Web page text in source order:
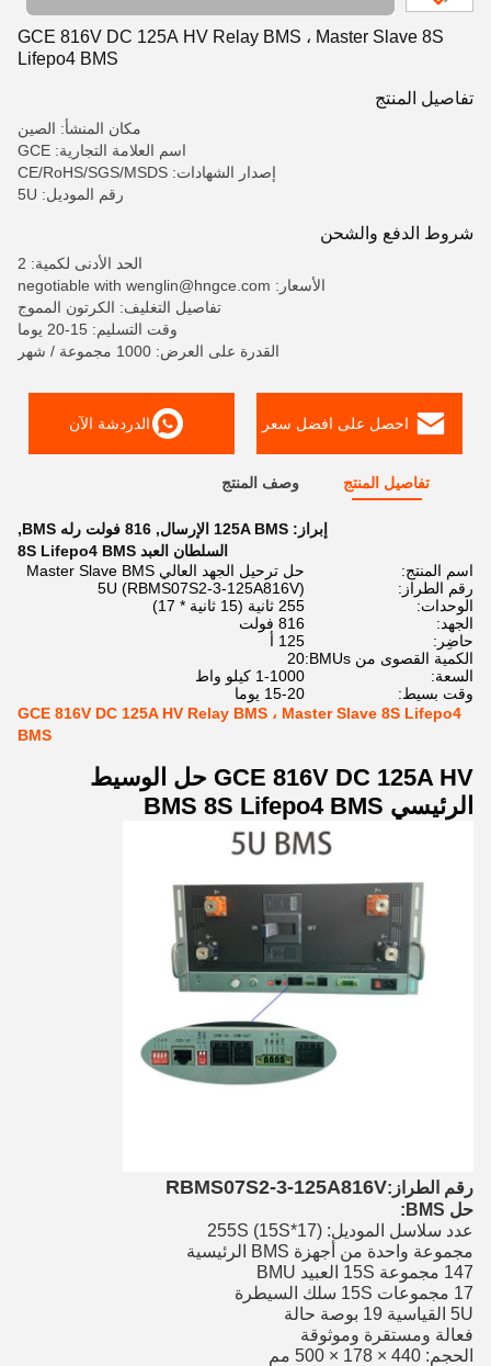
GCE 816V DC 125A HV Relay BMS ، Master Slave 8S
Lifepo4 BMS
تفاصيل المنتج
مكان المنشأ: الصين
اسم العلامة التجارية: GCE
إصدار الشهادات: CE/RoHS/SGS/MSDS
رقم الموديل: 5U
شروط الدفع والشحن
الحد الأدنى لكمية: 2
الأسعار: negotiable with wenglin@hngce.com
تفاصيل التغليف: الكرتون المموج
وقت التسليم: 15-20 يوما
القدرة على العرض: 1000 مجموعة / شهر
احصل على افضل سعر الدردشة الآن
تفاصيل المنتج وصف المنتج
إبراز: 125A BMS الإرسال , 816 فولت رله BMS
,
السلطان العبد 8S Lifepo4 BMS
اسم المنتج:
حل ترحيل الجهد العالي Master Slave BMS
رقم الطراز:
5U (RBMS07S2-3-125A816V)
الوحدات:
255 ثانية (15 ثانية * 17)
الجهد:
816 فولت
حاضِر:
125 أ
الكمية القصوى من BMUs:
20
السعة:
1-1000 كيلو واط
وقت بسيط:
15-20 يوما
GCE 816V DC 125A HV Relay BMS ، Master Slave 8S Lifepo4
BMS
GCE 816V DC 125A HV حل الوسيط
الرئيسي BMS 8S Lifepo4 BMS
رقم الطراز:RBMS07S2-3-125A816V
حل BMS:
عدد سلاسل الموديل: 255S (15S*17)
مجموعة واحدة من أجهزة BMS الرئيسية
147 مجموعة 15S العبيد BMU
17 مجموعات 15S سلك السيطرة
5U القياسية 19 بوصة حالة
فعالة ومستقرة وموثوقة
الحجم: 440 × 178 × 500 مم